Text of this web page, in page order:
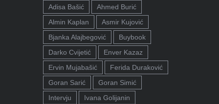
Adisa Bašić
Ahmed Burić
Almin Kaplan
Asmir Kujović
Bjanka Alajbegović
Buybook
Darko Cvijetić
Enver Kazaz
Ervin Mujabašić
Ferida Duraković
Goran Sarić
Goran Simić
Intervju
Ivana Golijanin